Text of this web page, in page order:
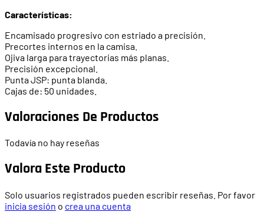
Características:
Encamisado progresivo con estriado a precisión.
Precortes internos en la camisa.
Ojiva larga para trayectorias más planas.
Precisión excepcional.
Punta JSP: punta blanda.
Cajas de: 50 unidades.
Valoraciones De Productos
Todavía no hay reseñas
Valora Este Producto
Solo usuarios registrados pueden escribir reseñas. Por favor
inicia sesión o crea una cuenta